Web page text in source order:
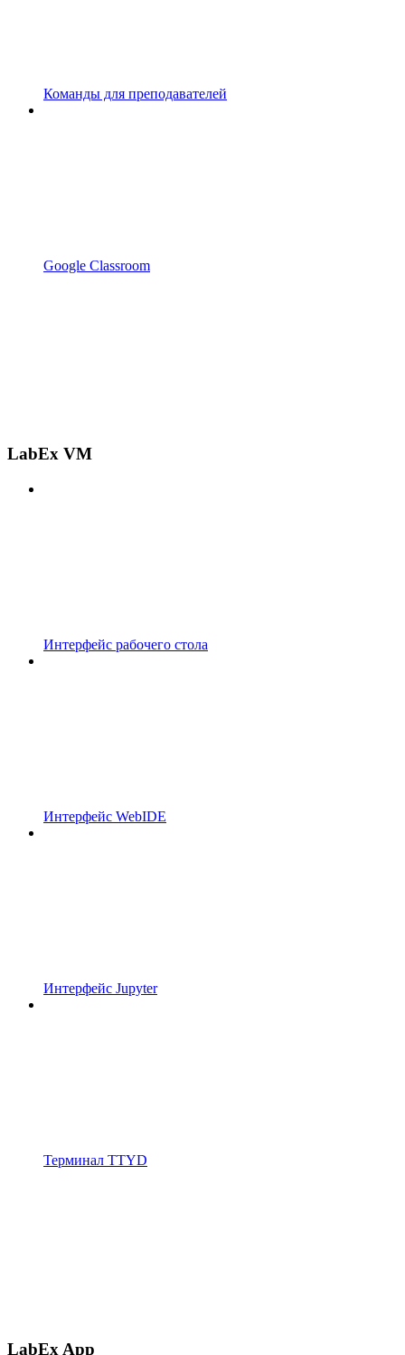
Команды для преподавателей
Google Classroom
LabEx VM
Интерфейс рабочего стола
Интерфейс WebIDE
Интерфейс Jupyter
Терминал TTYD
LabEx App